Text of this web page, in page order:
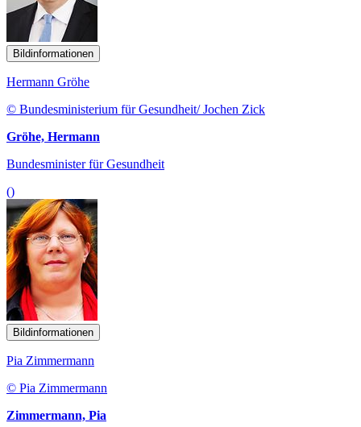
Bildinformationen
Hermann Gröhe
© Bundesministerium für Gesundheit/ Jochen Zick
Gröhe, Hermann
Bundesminister für Gesundheit
()
Bildinformationen
Pia Zimmermann
© Pia Zimmermann
Zimmermann, Pia